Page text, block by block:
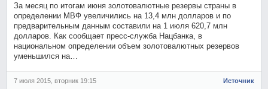
За месяц по итогам июня золотовалютные резервы страны в
определении МВФ увеличились на 13,4 млн долларов и по
предварительным данным составили на 1 июля 620,7 млн
долларов. Как сообщает пресс-служба Нацбанка, в
национальном определении объем золотовалютных резервов
уменьшился на…
7 июля 2015, вторник 19:15 Источник